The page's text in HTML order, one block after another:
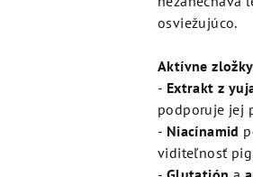
osviežujúco.
Aktívne
- Extrakt z
podporuje jej
- Niacínamid
viditeľnosť